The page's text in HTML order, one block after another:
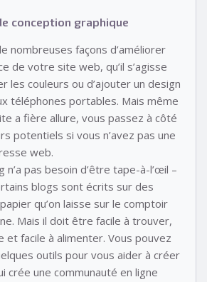
conception graphique
nombreuses façons d’améliorer
de votre site web, qu’il s’agisse
les couleurs ou d’ajouter un design
téléphones portables. Mais même
a fière allure, vous passez à côté
potentiels si vous n’avez pas une
web.
n’a pas besoin d’être tape-à-l’œil –
blogs sont écrits sur des
qu’on laisse sur le comptoir
Mais il doit être facile à trouver,
et facile à alimenter. Vous pouvez
outils pour vous aider à créer
crée une communauté en ligne